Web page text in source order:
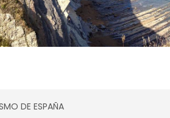
DE ESPAÑA